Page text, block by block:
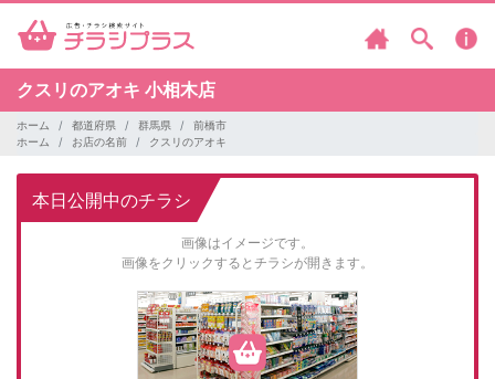
クスリのアオキ 小相木店
ホーム 都道府県 群馬県
前橋市
ホーム
お店の名前 クスリのアオキ
本日公開中のチラシ
画像はイメージです。
画像をクリックするとチラシが開きます。